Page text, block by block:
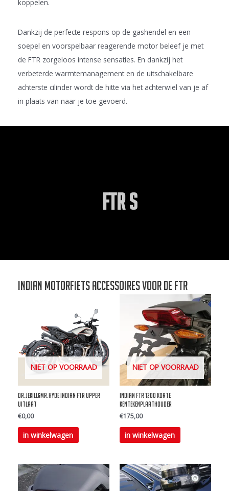
Dankzij de perfecte respons op de gashendel en een
soepel en voorspelbaar reagerende motor beleef je met
de FTR zorgeloos intense sensaties. En dankzij het
verbeterde warmtemanagement en de uitschakelbare
achterste cilinder wordt de hitte via het achterwiel van je af
in plaats van naar je toe gevoerd.
FTR S
Indian motorfiets accessoires voor de FTR
NIET OP VOORRAAD
DR.Jekill&MR.Hyde Indian FTR Upper
uitlaat
€0,00
in winkelwagen
Dit
product
meerdere
variaties.
NIET OP VOORRAAD
Indian FTR 1200 korte
kentekenplaathouder
€175,00
in winkelwagen